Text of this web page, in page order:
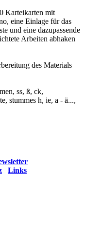
Karteikarten mit
eine Einlage für das
und eine dazupassende
Arbeiten abhaken
des Materials
ss, ß, ck,
stummes h, ie, a - ä...,
Links